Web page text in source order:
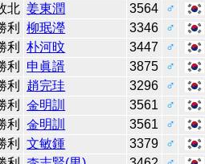
北 姜東潤 3564
♂
利 柳珉瀅 3346
♂
利 朴河旼 3447
♂
利 申眞諝 3875
♂
利 趙完珪 3296
♂
利 金明訓 3561
♂
利 金明訓 3561
♂
利 文敏鍾 3379
♂